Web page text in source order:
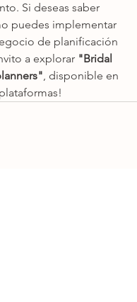
Si deseas saber
puedes implementar
de planificación
a explorar "Bridal
, disponible en